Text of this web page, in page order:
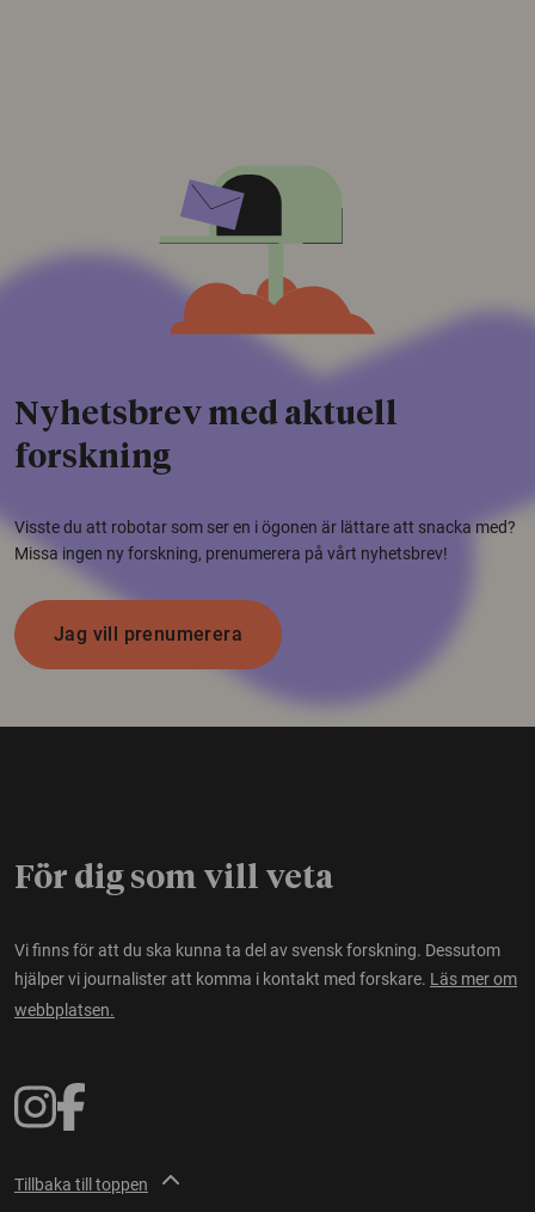
Nyhetsbrev med aktuell
forskning
Visste du att robotar som ser en i ögonen är lättare att snacka med?
Missa ingen ny forskning, prenumerera på vårt nyhetsbrev!
Jag vill prenumerera
För dig som vill veta
Vi finns för att du ska kunna ta del av svensk forskning. Dessutom
hjälper vi journalister att komma i kontakt med forskare. Läs mer om
webbplatsen.
Tillbaka till toppen